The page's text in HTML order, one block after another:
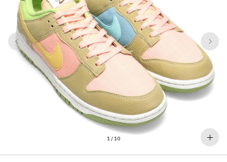
バッグ
アクセサリー
その他
アディダス ピックアップ
サンダル
その他
すべてのシューズ
ライフスタイルランニング
パンツ
ソックス
アンダーウェア
トート / エコバッグ
クラッチ / セカンドバッグ
ウエストバッグ
その他
すべてのバッグ
グッズ / アクセサリー
その他
すべてのアクセサリー
その他
すべてのその他
バッグ
アクセサリー
その他
アディダス ピックアップ
サンダル / パンプス
その他
すべてのシューズ
ライフスタイルランニング
パンツ
ワンピース
スカート
ソックス
アンダーウェア
すべてのウェア
トート / エコバッグ
クラッチ / セカンドバッグ
ウエストバッグ
その他
すべてのバッグ
グッズ / アクセサリー
その他
すべてのアクセサリー
その他
すべてのその他
1 /10